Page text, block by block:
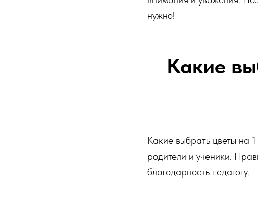
нужно!
Какие
Какие выбрать цветы на
родители и ученики.
благодарность педагогу.